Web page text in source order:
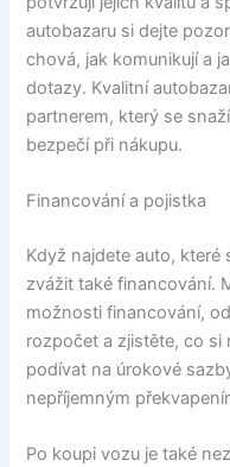
autobazaru si dejte
chová, jak komunikují a
dotazy. Kvalitní
partnerem, který se
bezpečí při nákupu.
Financování a pojistka
Když najdete auto, které
zvážit také financování.
možnosti financování,
rozpočet a zjistěte, co si
podívat na úrokové
nepříjemným
Po koupi vozu je také